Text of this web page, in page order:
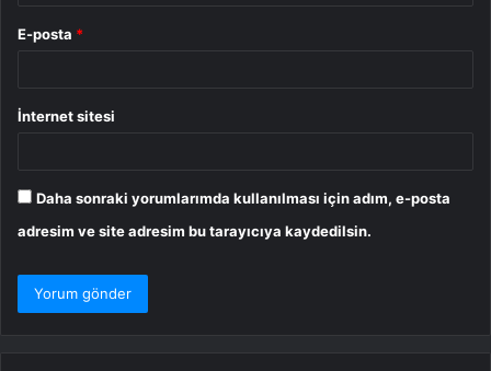
E-posta *
İnternet sitesi
Daha sonraki yorumlarımda kullanılması için adım, e-posta
adresim ve site adresim bu tarayıcıya kaydedilsin.